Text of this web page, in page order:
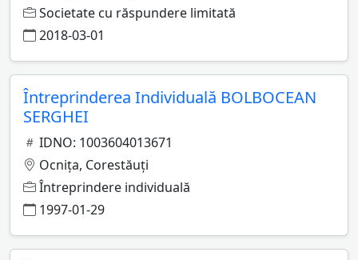
Societate cu răspundere limitată
2018-03-01
Întreprinderea Individuală BOLBOCEAN
SERGHEI
IDNO: 1003604013671
Ocniţa, Corestăuţi
Întreprindere individuală
1997-01-29